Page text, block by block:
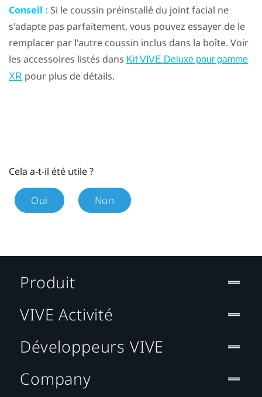
Conseil : Si le coussin préinstallé du joint facial ne
s'adapte pas parfaitement, vous pouvez essayer de le
remplacer par l'autre coussin inclus dans la boîte. Voir
les accessoires listés dans Kit VIVE Deluxe pour gamme
XR pour plus de détails.
Cela a-t-il été utile ?
Oui Non
Produit
VIVE Activité
Développeurs VIVE
Company